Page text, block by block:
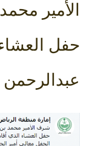
الأمير
حفل